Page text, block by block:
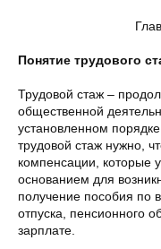
Понятие трудового
Трудовой стаж –
общественной
установленном
трудовой стаж нужно,
компенсации, которые
основанием для
получение пособия по
отпуска, пенсионного
зарплате.